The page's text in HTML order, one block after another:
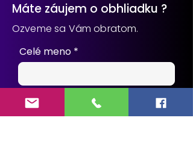
Máte záujem o obhliadku ?
Ozveme sa Vám obratom.
Celé meno
e-mail